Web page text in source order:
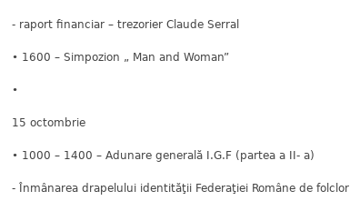
- raport financiar – trezorier Claude Serral
• 1600 – Simpozion „ Man and Woman”
•
15 octombrie
• 1000 – 1400 – Adunare generală I.G.F (partea a II- a)
- Înmânarea drapelului identităţii Federaţiei Române de folclor